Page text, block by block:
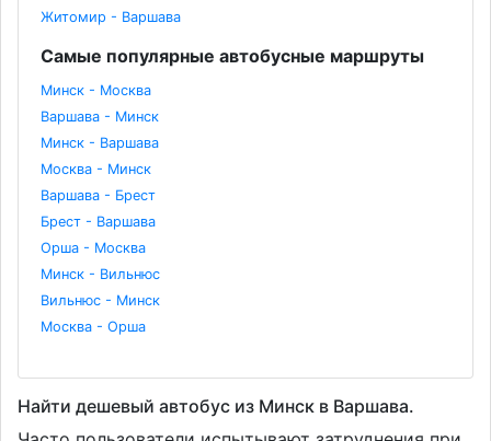
Житомир - Варшава
Самые популярные автобусные маршруты
Минск - Москва
Варшава - Минск
Минск - Варшава
Москва - Минск
Варшава - Брест
Брест - Варшава
Орша - Москва
Минск - Вильнюс
Вильнюс - Минск
Москва - Орша
Найти дешевый автобус из Минск в Варшава.